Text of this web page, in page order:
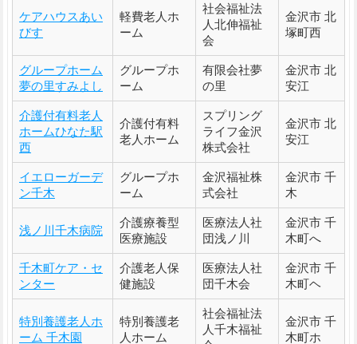
ケアハウスあい
びす
軽費老人ホ
ーム
社会福祉法
人北伸福祉
会
金沢市 北
塚町西
グループホーム
夢の里すみよし
グループホ
ーム
有限会社夢
の里
金沢市 北
安江
介護付有料老人
ホームひなた駅
西
介護付有料
老人ホーム
スプリング
ライフ金沢
株式会社
金沢市 北
安江
イエローガーデ
ン千木
グループホ
ーム
金沢福祉株
式会社
金沢市 千
木
浅ノ川千木病院
介護療養型
医療施設
医療法人社
団浅ノ川
金沢市 千
木町へ
千木町ケア・セ
ンター
介護老人保
健施設
医療法人社
団千木会
金沢市 千
木町ヘ
特別養護老人ホ
ーム 千木園
特別養護老
人ホーム
社会福祉法
人千木福祉
金沢市 千
木町ホ